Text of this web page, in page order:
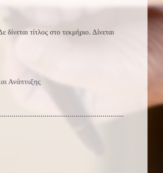
τίτλος στο τεκμήριο. Δίνεται
Ανάπτυξης